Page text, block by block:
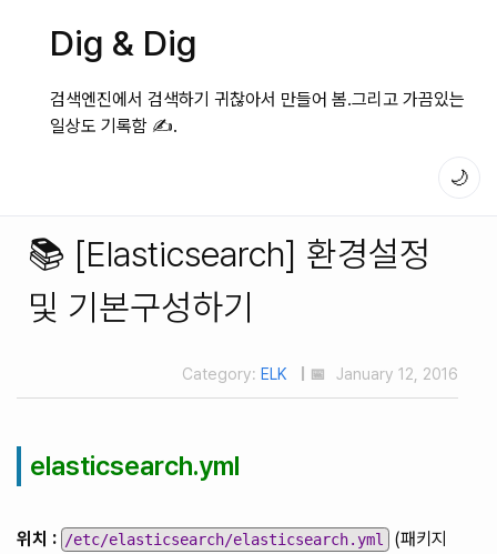
Dig & Dig
검색엔진에서 검색하기 귀찮아서 만들어 봄.그리고 가끔있는
일상도 기록함 ✍️.
🌙
📚 [Elasticsearch] 환경설정
및 기본구성하기
Category: ELK | 📅 January 12, 2016
elasticsearch.yml
위치 : /etc/elasticsearch/elasticsearch.yml
(패키지